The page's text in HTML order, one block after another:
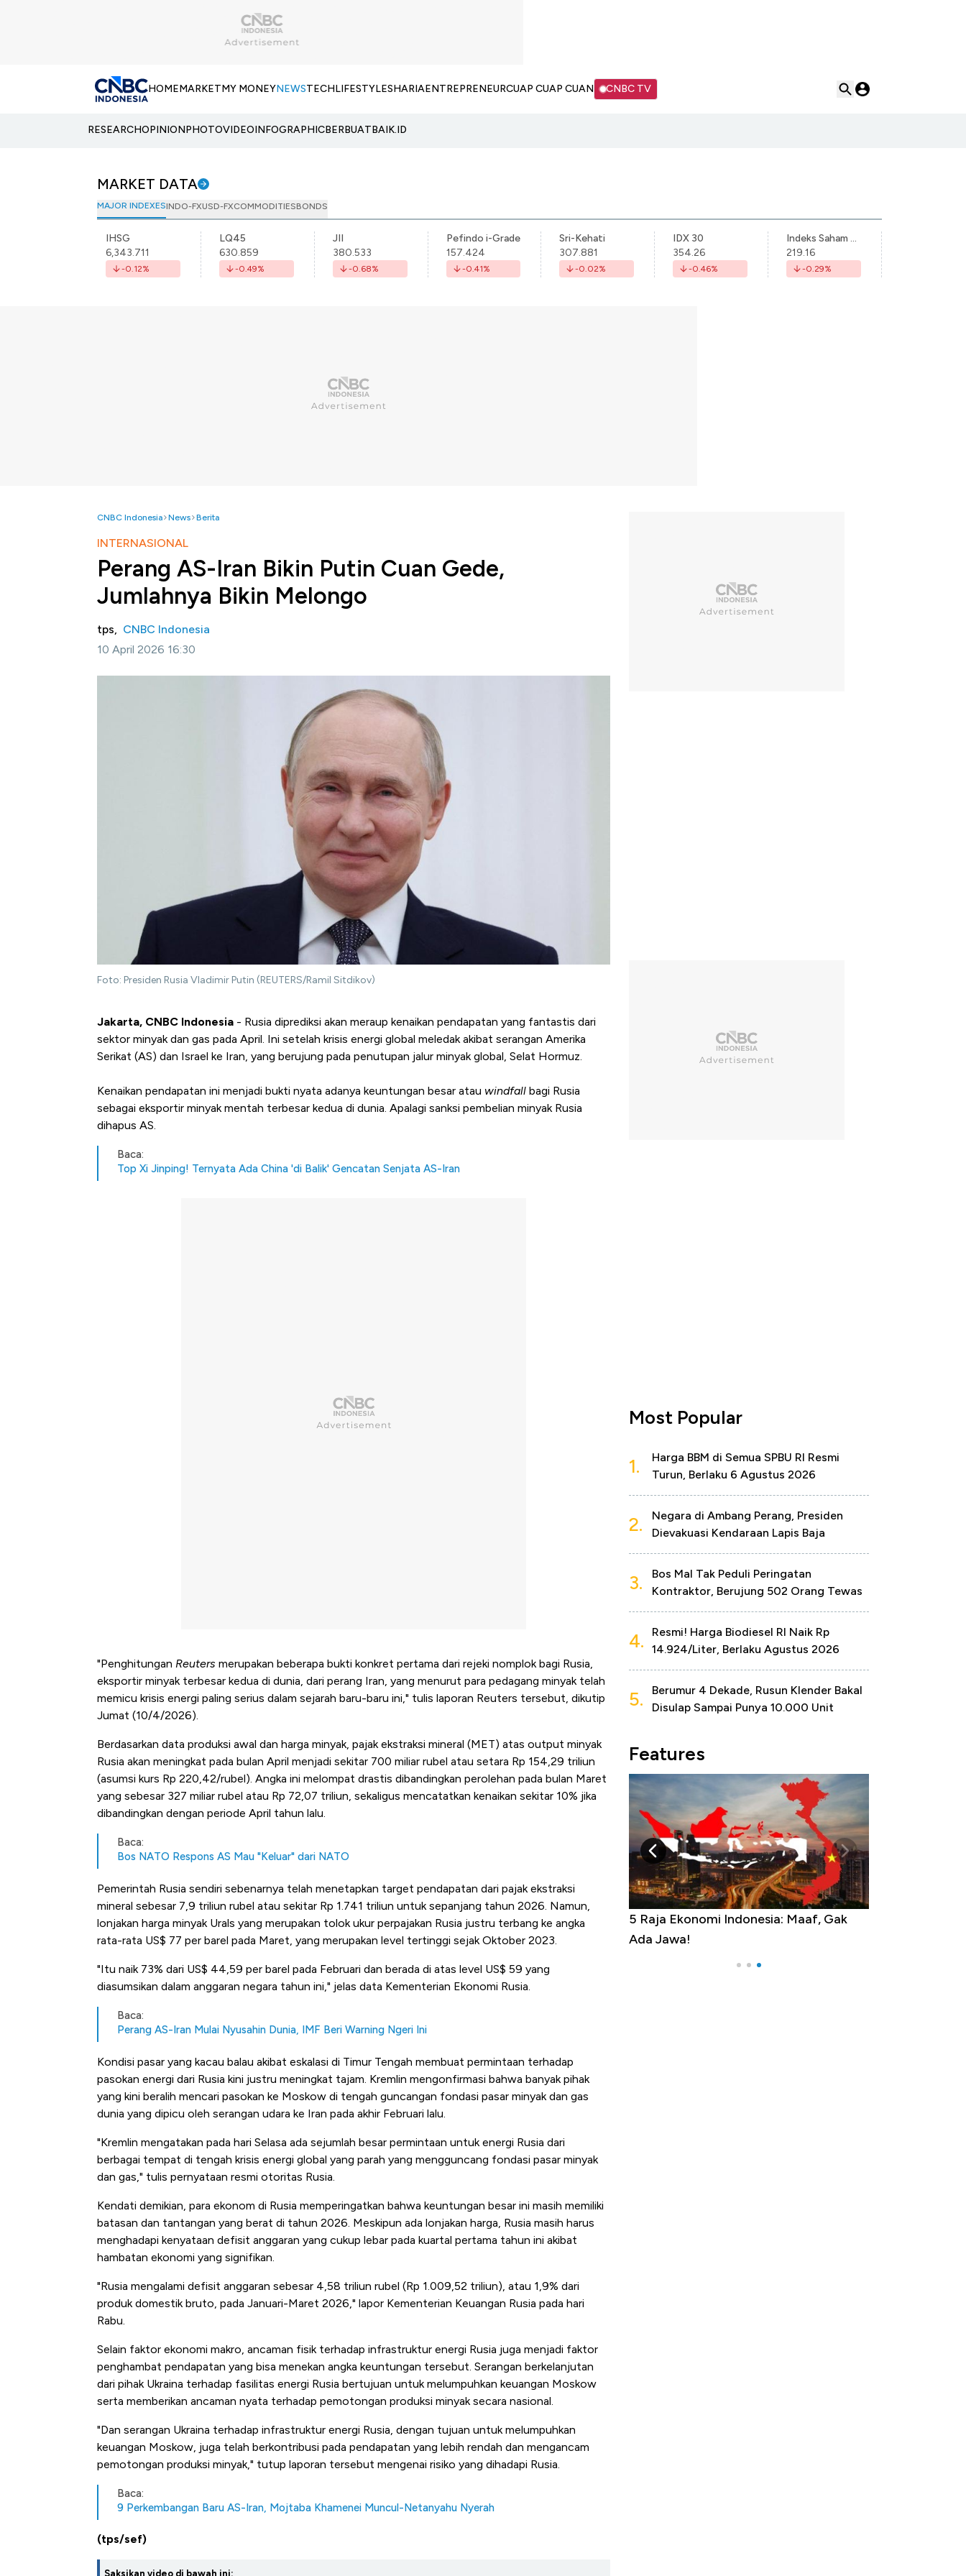
HOMEMARKETMY MONEYNEWSTECHLIFESTYLESHARIAENTREPRENEURCUAP CUAP CUAN CNBC TV
RESEARCHOPINIONPHOTOVIDEOINFOGRAPHICBERBUATBAIK.ID
MARKET DATA
MAJOR INDEXESINDO-FXUSD-FXCOMMODITIESBONDS
IHSG
6,343.711
-0.12%
LQ45
630.859
-0.49%
JII
380.533
-0.68%
Pefindo i-Grade
157.424
-0.41%
Sri-Kehati
307.881
-0.02%
IDX 30
354.26
-0.46%
Indeks Saham Syariah Indonesia
219.16
-0.29%
CNBC Indonesia News Berita
INTERNASIONAL
Perang AS-Iran Bikin Putin Cuan Gede,
Jumlahnya Bikin Melongo
tps, CNBC Indonesia
10 April 2026 16:30
Foto: Presiden Rusia Vladimir Putin (REUTERS/Ramil Sitdikov)
Jakarta, CNBC Indonesia - Rusia diprediksi akan meraup kenaikan pendapatan yang fantastis dari
sektor minyak dan gas pada April. Ini setelah krisis energi global meledak akibat serangan Amerika
Serikat (AS) dan Israel ke Iran, yang berujung pada penutupan jalur minyak global, Selat Hormuz.
Kenaikan pendapatan ini menjadi bukti nyata adanya keuntungan besar atau windfall bagi Rusia
sebagai eksportir minyak mentah terbesar kedua di dunia. Apalagi sanksi pembelian minyak Rusia
dihapus AS.
Baca:
Top Xi Jinping! Ternyata Ada China 'di Balik' Gencatan Senjata AS-Iran
"Penghitungan Reuters merupakan beberapa bukti konkret pertama dari rejeki nomplok bagi Rusia,
eksportir minyak terbesar kedua di dunia, dari perang Iran, yang menurut para pedagang minyak telah
memicu krisis energi paling serius dalam sejarah baru-baru ini," tulis laporan Reuters tersebut, dikutip
Jumat (10/4/2026).
Berdasarkan data produksi awal dan harga minyak, pajak ekstraksi mineral (MET) atas output minyak
Rusia akan meningkat pada bulan April menjadi sekitar 700 miliar rubel atau setara Rp 154,29 triliun
(asumsi kurs Rp 220,42/rubel). Angka ini melompat drastis dibandingkan perolehan pada bulan Maret
yang sebesar 327 miliar rubel atau Rp 72,07 triliun, sekaligus mencatatkan kenaikan sekitar 10% jika
dibandingkan dengan periode April tahun lalu.
Baca:
Bos NATO Respons AS Mau "Keluar" dari NATO
Pemerintah Rusia sendiri sebenarnya telah menetapkan target pendapatan dari pajak ekstraksi
mineral sebesar 7,9 triliun rubel atau sekitar Rp 1.741 triliun untuk sepanjang tahun 2026. Namun,
lonjakan harga minyak Urals yang merupakan tolok ukur perpajakan Rusia justru terbang ke angka
rata-rata US$ 77 per barel pada Maret, yang merupakan level tertinggi sejak Oktober 2023.
"Itu naik 73% dari US$ 44,59 per barel pada Februari dan berada di atas level US$ 59 yang
diasumsikan dalam anggaran negara tahun ini," jelas data Kementerian Ekonomi Rusia.
Baca:
Perang AS-Iran Mulai Nyusahin Dunia, IMF Beri Warning Ngeri Ini
Kondisi pasar yang kacau balau akibat eskalasi di Timur Tengah membuat permintaan terhadap
pasokan energi dari Rusia kini justru meningkat tajam. Kremlin mengonfirmasi bahwa banyak pihak
yang kini beralih mencari pasokan ke Moskow di tengah guncangan fondasi pasar minyak dan gas
dunia yang dipicu oleh serangan udara ke Iran pada akhir Februari lalu.
"Kremlin mengatakan pada hari Selasa ada sejumlah besar permintaan untuk energi Rusia dari
berbagai tempat di tengah krisis energi global yang parah yang mengguncang fondasi pasar minyak
dan gas," tulis pernyataan resmi otoritas Rusia.
Kendati demikian, para ekonom di Rusia memperingatkan bahwa keuntungan besar ini masih memiliki
batasan dan tantangan yang berat di tahun 2026. Meskipun ada lonjakan harga, Rusia masih harus
menghadapi kenyataan defisit anggaran yang cukup lebar pada kuartal pertama tahun ini akibat
hambatan ekonomi yang signifikan.
"Rusia mengalami defisit anggaran sebesar 4,58 triliun rubel (Rp 1.009,52 triliun), atau 1,9% dari
produk domestik bruto, pada Januari-Maret 2026," lapor Kementerian Keuangan Rusia pada hari
Rabu.
Selain faktor ekonomi makro, ancaman fisik terhadap infrastruktur energi Rusia juga menjadi faktor
penghambat pendapatan yang bisa menekan angka keuntungan tersebut. Serangan berkelanjutan
dari pihak Ukraina terhadap fasilitas energi Rusia bertujuan untuk melumpuhkan keuangan Moskow
serta memberikan ancaman nyata terhadap pemotongan produksi minyak secara nasional.
"Dan serangan Ukraina terhadap infrastruktur energi Rusia, dengan tujuan untuk melumpuhkan
keuangan Moskow, juga telah berkontribusi pada pendapatan yang lebih rendah dan mengancam
pemotongan produksi minyak," tutup laporan tersebut mengenai risiko yang dihadapi Rusia.
Baca:
9 Perkembangan Baru AS-Iran, Mojtaba Khamenei Muncul-Netanyahu Nyerah
(tps/sef)
Saksikan video di bawah ini:
Most Popular
1.
Harga BBM di Semua SPBU RI Resmi
Turun, Berlaku 6 Agustus 2026
2.
Negara di Ambang Perang, Presiden
Dievakuasi Kendaraan Lapis Baja
3.
Bos Mal Tak Peduli Peringatan
Kontraktor, Berujung 502 Orang Tewas
4.
Resmi! Harga Biodiesel RI Naik Rp
14.924/Liter, Berlaku Agustus 2026
5.
Berumur 4 Dekade, Rusun Klender Bakal
Disulap Sampai Punya 10.000 Unit
Features
Bangkit dari Kubur! Bisnis Furniture &
Alas Kaki Tumbuh Double Digit
Industri Susu Jadi Bintang Baru Ekonomi
RI
5 Raja Ekonomi Indonesia: Maaf, Gak
Ada Jawa!